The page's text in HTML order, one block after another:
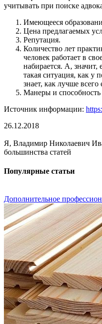
учитывать при поиске
Имеющееся
Цена предлагаемых
Репутация.
Количество лет
человек работает в
набирается. А, значит,
такая ситуация, как у
знает, как лучше всего
Манеры и способность
Источник информации:
26.12.2018
Я, Владимир Николаевич
большинства статей
Популярные статьи
Дополнительное